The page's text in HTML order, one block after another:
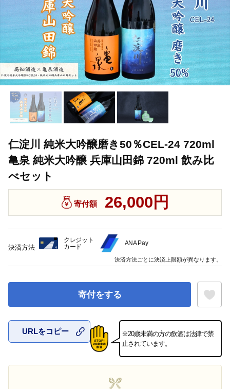
仁淀川 純米大吟醸磨き50％CEL-24 720ml
亀泉 純米大吟醸 兵庫山田錦 720ml 飲み比
べセット
寄付額 26,000円
寄付をする
お気に入
URLをコピー
※20歳未満の方の飲酒は法律で禁
止されています。
決済方法
クレジット
カード
ANA Pay
決済方法ごとに決済上限額が異なります。